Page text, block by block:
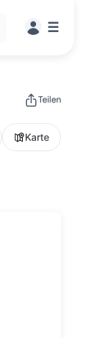
☰
Teilen
Karte